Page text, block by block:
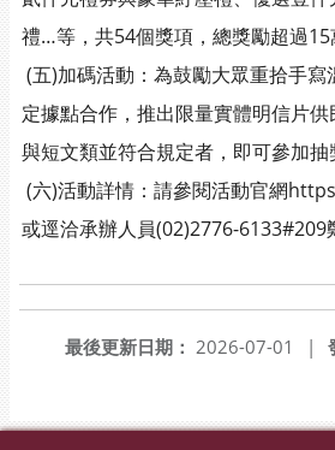
禮…等，共54個獎項，總獎勵超過15
(五)加碼活動：為鼓勵大眾重拾手
定據點合作，推出限量實體明信片
與短文類並符合規定者，即可參加抽
(六)活動詳情：請參閱活動官網
或逕洽承辦人員(02)2776-6133#209
最後更新日期： 2026-07-01
|